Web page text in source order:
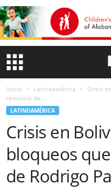
Inicio Latinoamérica
Crisis
renuncia de...
LATINOAMÉRICA
Crisis en
bloqueos
de Rodrigo